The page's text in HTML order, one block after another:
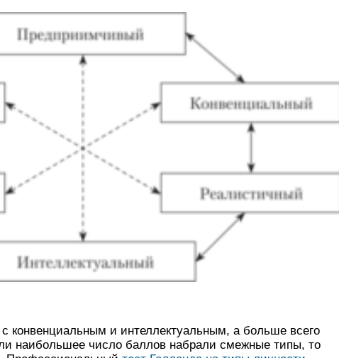
конвенциальным и интеллектуальным, а больше всего
наибольшее число баллов набрали смежные типы, то